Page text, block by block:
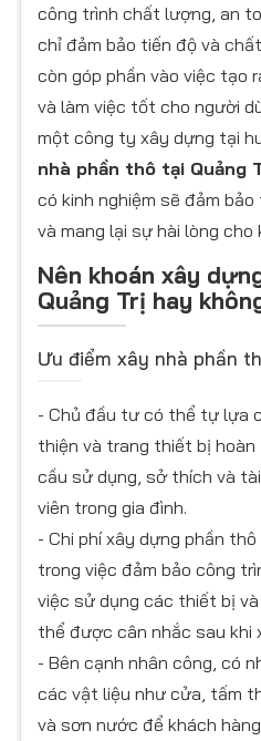
công trình chất lượng, an
chỉ đảm bảo tiến độ và
còn góp phần vào việc tạo
và làm việc tốt cho người
một công ty xây dựng tại
nhà phần thô tại Quảng
có kinh nghiệm sẽ đảm
và mang lại sự hài lòng cho
Nên khoán xây
Quảng Trị hay
Ưu điểm xây nhà phần
- Chủ đầu tư có thể tự lựa
thiện và trang thiết bị hoàn
cầu sử dụng, sở thích và
viên trong gia đình.
- Chi phí xây dựng phần
trong việc đảm bảo công
việc sử dụng các thiết bị
thể được cân nhắc sau khi
- Bên cạnh nhân công, có
các vật liệu như cửa, tấm
và sơn nước để khách